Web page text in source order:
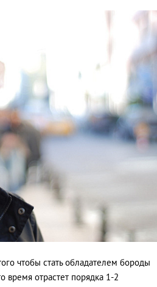
чтобы стать обладателем бороды
время отрастет порядка 1-2